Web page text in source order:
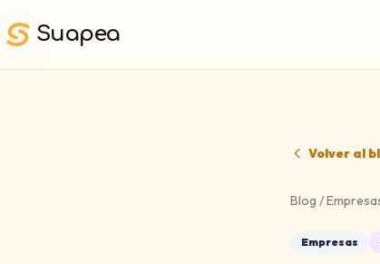
Suapea
Volver al
Blog /
Empresas